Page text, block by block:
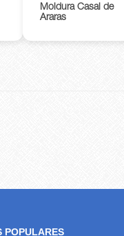
Moldura Casal de
Araras
POPULARES